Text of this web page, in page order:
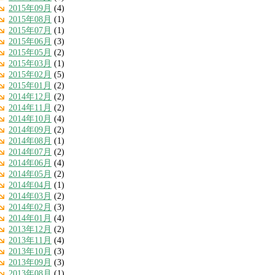
2015年09月 (4)
2015年08月 (1)
2015年07月 (1)
2015年06月 (3)
2015年05月 (2)
2015年03月 (1)
2015年02月 (5)
2015年01月 (2)
2014年12月 (2)
2014年11月 (2)
2014年10月 (4)
2014年09月 (2)
2014年08月 (1)
2014年07月 (2)
2014年06月 (4)
2014年05月 (2)
2014年04月 (1)
2014年03月 (2)
2014年02月 (3)
2014年01月 (4)
2013年12月 (2)
2013年11月 (4)
2013年10月 (3)
2013年09月 (3)